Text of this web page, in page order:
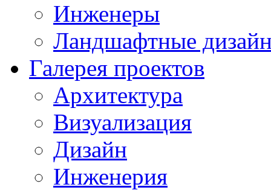
Инженеры
Ландшафтные
Галерея проектов
Архитектура
Визуализация
Дизайн
Инженерия